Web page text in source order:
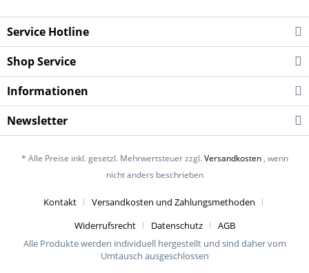
Service Hotline
Shop Service
Informationen
Newsletter
* Alle Preise inkl. gesetzl. Mehrwertsteuer zzgl.Versandkosten, wenn
nicht anders beschrieben
Kontakt
Versandkosten und Zahlungsmethoden
Widerrufsrecht
Datenschutz
AGB
Alle Produkte werden individuell hergestellt und sind daher vom
Umtausch ausgeschlossen